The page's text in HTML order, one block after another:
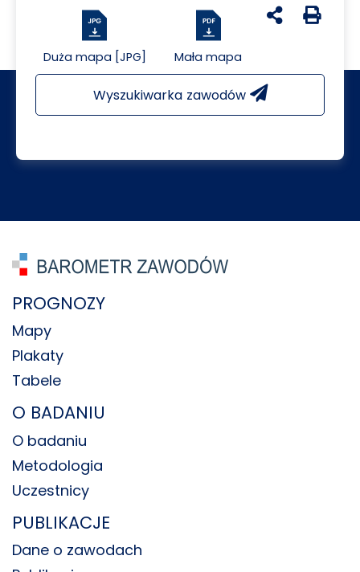
Duża mapa [JPG] Mała mapa
udostępnij na
Generuj
Wyszukiwarka zawodów
PROGNOZY
Mapy
Plakaty
Tabele
O BADANIU
O badaniu
Metodologia
Uczestnicy
PUBLIKACJE
Dane o zawodach